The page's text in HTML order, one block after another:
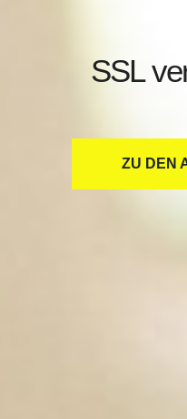
SSL
ZU DEN